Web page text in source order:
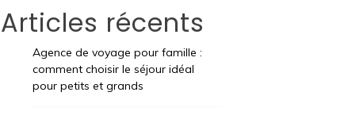
Articles récents
Agence de voyage pour famille :
comment choisir le séjour idéal
pour petits et grands